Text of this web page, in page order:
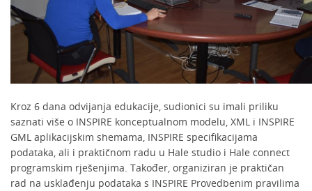
Kroz 6 dana odvijanja edukacije, sudionici su imali priliku
saznati više o INSPIRE konceptualnom modelu, XML i INSPIRE
GML aplikacijskim shemama, INSPIRE specifikacijama
podataka, ali i praktičnom radu u Hale studio i Hale connect
programskim rješenjima. Također, organiziran je praktičan
rad na usklađenju podataka s INSPIRE Provedbenim pravilima